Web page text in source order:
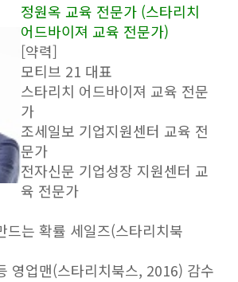
정원옥 교육 전문가 (스타리치
어드바이져 교육 전문가)
[약력]
모티브 21 대표
스타리치 어드바이져 교육 전문
가
조세일보 기업지원센터 교육 전
문가
전자신문 기업성장 지원센터 교
육 전문가
드는 확률 세일즈(스타리치북
영업맨(스타리치북스, 2016) 감수